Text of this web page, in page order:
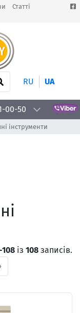
Статті
RU UA
00-50
інструменти
108 із 108 записів.